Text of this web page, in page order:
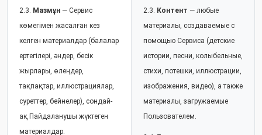
2.3. Мазмұн — Сервис
көмегімен жасалған кез
келген материалдар (балалар
ертегілері, әндер, бесік
жырлары, өлеңдер,
тақпақтар, иллюстрациялар,
суреттер, бейнелер), сондай-
ақ Пайдаланушы жүктеген
материалдар.
2.3. Контент — любые
материалы, создаваемые с
помощью Сервиса (детские
истории, песни, колыбельные,
стихи, потешки, иллюстрации,
изображения, видео), а также
материалы, загружаемые
Пользователем.